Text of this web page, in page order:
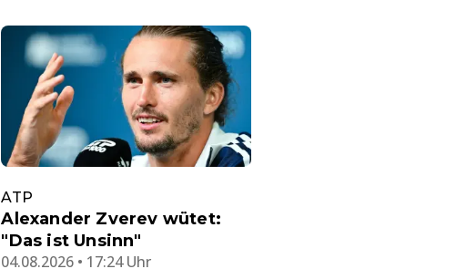
ATP
Alexander Zverev wütet:
"Das ist Unsinn"
04.08.2026 • 17:24 Uhr